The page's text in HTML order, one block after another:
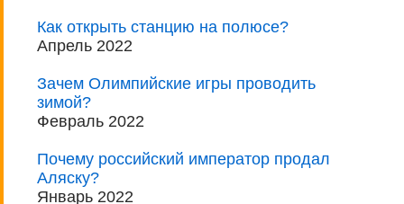
Как открыть станцию на полюсе?
Апрель 2022
Зачем Олимпийские игры проводить
зимой?
Февраль 2022
Почему российский император продал
Аляску?
Январь 2022